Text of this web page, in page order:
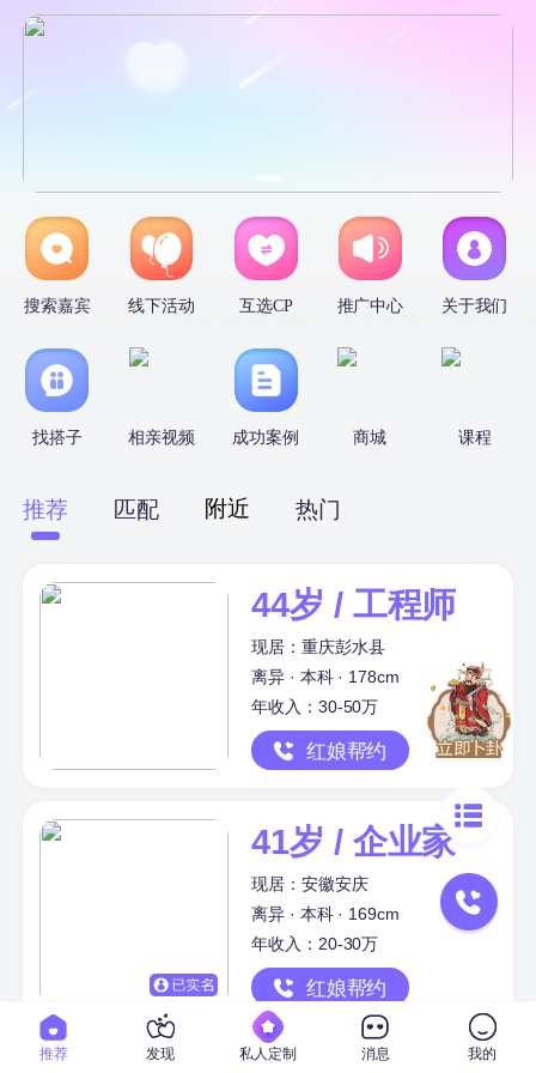
搜索嘉宾 线下活动 互选CP 推广中心 关于我们
找搭子 相亲视频 成功案例 商城 课程
推荐 匹配 附近 热门
44岁 / 工程师
现居：重庆彭水县
离异 · 本科 · 178cm
年收入：30-50万
红娘帮约
41岁 / 企业家
现居：安徽安庆
离异 · 本科 · 169cm
年收入：20-30万
红娘帮约
推荐 发现 私人定制 消息 我的